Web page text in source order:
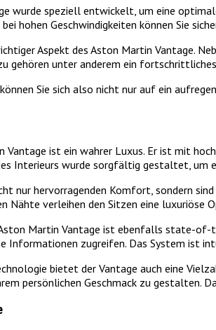
wurde speziell entwickelt, um eine
hohen Geschwindigkeiten können Sie
Aspekt des Aston Martin Vantage.
gehören unter anderem ein
Sie sich also nicht nur auf ein
Vantage ist ein wahrer Luxus. Er ist mit
Interieurs wurde sorgfältig gestaltet, um
nur hervorragenden Komfort, sondern
Nähte verleihen den Sitzen eine luxuriöse
Martin Vantage ist ebenfalls state-of-
Informationen zugreifen. Das System ist
bietet der Vantage auch eine
persönlichen Geschmack zu gestalten.